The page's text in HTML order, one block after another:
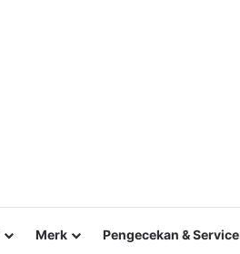
Merk Pengecekan & Service